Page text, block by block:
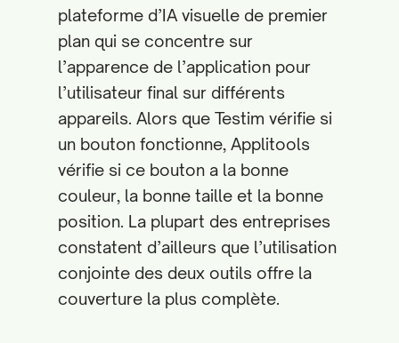
plateforme d’IA visuelle de premier
plan qui se concentre sur
l’apparence de l’application pour
l’utilisateur final sur différents
appareils. Alors que Testim vérifie si
un bouton fonctionne, Applitools
vérifie si ce bouton a la bonne
couleur, la bonne taille et la bonne
position. La plupart des entreprises
constatent d’ailleurs que l’utilisation
conjointe des deux outils offre la
couverture la plus complète.